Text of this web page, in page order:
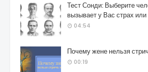
Тест Сонди: Выберите
вызывает у Вас страх
04:54
Почему жене нельзя
00:19